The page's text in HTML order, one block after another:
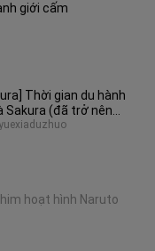
giới cấm
Thời gian du hành
Sakura (đã trở nên
hoạt hình Naruto